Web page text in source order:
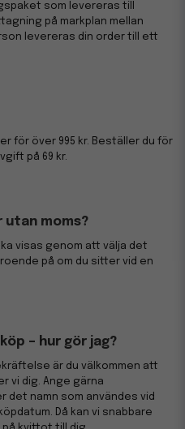
som levereras till
på markplan mellan
levereras din order till ett
för över 995 kr. Beställer du för
på 69 kr.
utan moms?
visas genom att välja det
på om du sitter vid en
– hur gör jag?
är du välkommen att
vi dig. Ange gärna
det namn som användes vid
Då kan vi snabbare